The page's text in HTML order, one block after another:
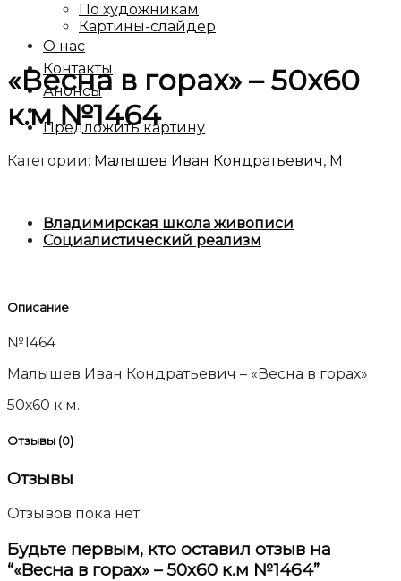
По художникам
Картины-слайдер
О нас
Контакты
Анонсы
Предложить картину
«Весна в горах» – 50х60
к.м №1464
Категории: Малышев Иван Кондратьевич, М
Владимирская школа живописи
Социалистический реализм
Описание
№1464
Малышев Иван Кондратьевич – «Весна в горах»
50х60 к.м.
Отзывы (0)
Отзывы
Отзывов пока нет.
Будьте первым, кто оставил отзыв на
“«Весна в горах» – 50х60 к.м №1464”